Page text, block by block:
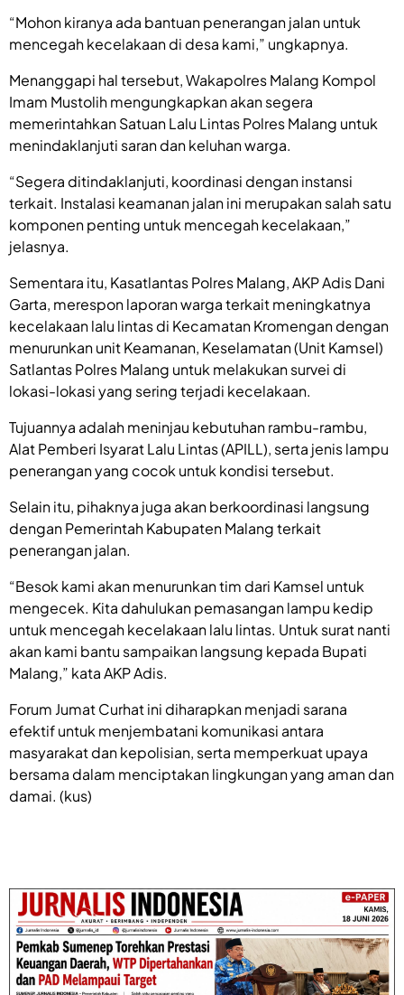
“Mohon kiranya ada bantuan penerangan jalan untuk
mencegah kecelakaan di desa kami,” ungkapnya.
Menanggapi hal tersebut, Wakapolres Malang Kompol
Imam Mustolih mengungkapkan akan segera
memerintahkan Satuan Lalu Lintas Polres Malang untuk
menindaklanjuti saran dan keluhan warga.
“Segera ditindaklanjuti, koordinasi dengan instansi
terkait. Instalasi keamanan jalan ini merupakan salah satu
komponen penting untuk mencegah kecelakaan,”
jelasnya.
Sementara itu, Kasatlantas Polres Malang, AKP Adis Dani
Garta, merespon laporan warga terkait meningkatnya
kecelakaan lalu lintas di Kecamatan Kromengan dengan
menurunkan unit Keamanan, Keselamatan (Unit Kamsel)
Satlantas Polres Malang untuk melakukan survei di
lokasi-lokasi yang sering terjadi kecelakaan.
Tujuannya adalah meninjau kebutuhan rambu-rambu,
Alat Pemberi Isyarat Lalu Lintas (APILL), serta jenis lampu
penerangan yang cocok untuk kondisi tersebut.
Selain itu, pihaknya juga akan berkoordinasi langsung
dengan Pemerintah Kabupaten Malang terkait
penerangan jalan.
“Besok kami akan menurunkan tim dari Kamsel untuk
mengecek. Kita dahulukan pemasangan lampu kedip
untuk mencegah kecelakaan lalu lintas. Untuk surat nanti
akan kami bantu sampaikan langsung kepada Bupati
Malang,” kata AKP Adis.
Forum Jumat Curhat ini diharapkan menjadi sarana
efektif untuk menjembatani komunikasi antara
masyarakat dan kepolisian, serta memperkuat upaya
bersama dalam menciptakan lingkungan yang aman dan
damai. (kus)